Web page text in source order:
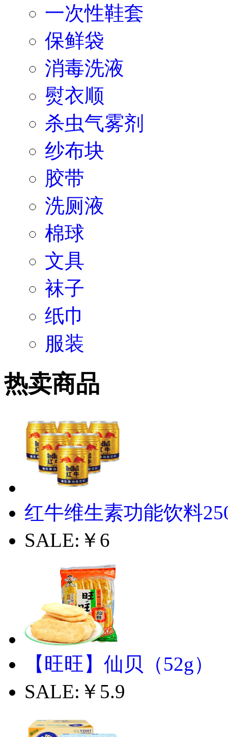
保鲜袋
消毒洗液
熨衣顺
杀虫气雾剂
纱布块
胶带
洗厕液
棉球
文具
袜子
纸巾
服装
热卖商品
红牛维生素功能饮料
SALE:￥6
【旺旺】仙贝（52g）
SALE:￥5.9